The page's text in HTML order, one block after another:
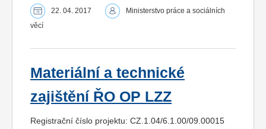
22. 04. 2017
Ministerstvo práce a sociálních
věcí
Materiální a technické
zajištění ŘO OP LZZ
Registrační číslo projektu: CZ.1.04/6.1.00/09.00015